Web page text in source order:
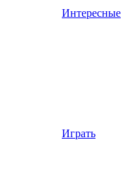
Интересные
Играть